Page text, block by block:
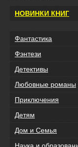
НОВИНКИ КНИГ
Фантастика
Фэнтези
Детективы
Любовные романы
Приключения
Детям
Дом и Семья
Наука и